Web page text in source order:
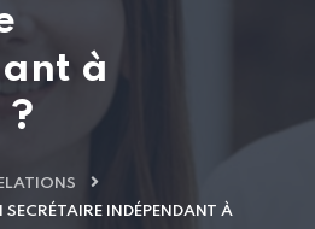
à
INDÉPENDANT À